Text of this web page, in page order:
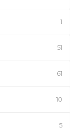
1
51
61
10
5